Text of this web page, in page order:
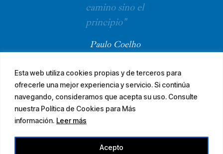
Esta web utiliza cookies propias y de terceros para
ofrecerle una mejor experiencia y servicio. Si continúa
navegando, consideramos que acepta su uso. Consulte
nuestra Política de Cookies para Más
información. Leer más
Acepto
camino sino el
principio"
Paulo Coelho
© 2026 El Camino Mozárabe de Santiago · diseña